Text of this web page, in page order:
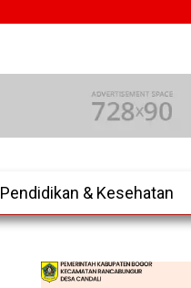
Pendidikan & Kesehatan